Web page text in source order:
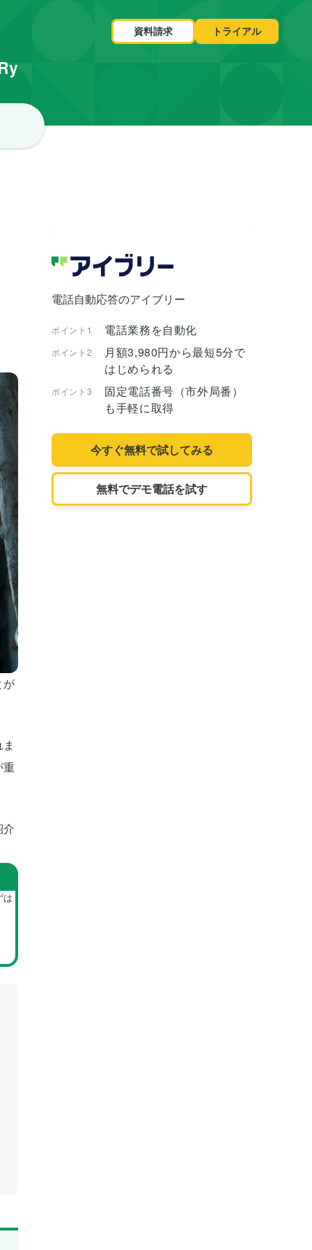
資料請求 トライアル
が
重
介
は
電話自動応答のアイブリー
ポイント1 電話業務を自動化
ポイント2
月額3,980円から最短5分で
はじめられる
ポイント3
固定電話番号（市外局番）
も手軽に取得
今すぐ無料で試してみる
無料でデモ電話を試す